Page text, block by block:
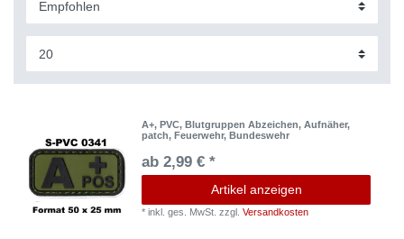
A+, PVC, Blutgruppen Abzeichen, Aufnäher,
patch, Feuerwehr, Bundeswehr
ab 2,99 € *
Artikel anzeigen
*inkl. ges. MwSt. zzgl.Versandkosten